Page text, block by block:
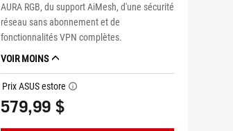
AURA RGB, du support AiMesh, d'une sécurité
réseau sans abonnement et de
fonctionnalités VPN complètes.
VOIR MOINS
Prix ASUS estore tooltip
579,99 $